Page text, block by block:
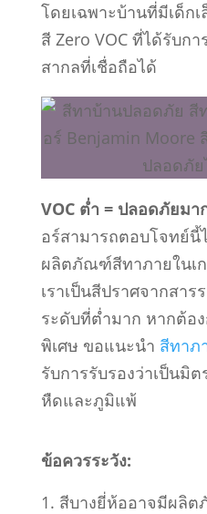
โดยเฉพาะบ้านที่มีเด็ก
สี Zero VOC ที่ได้รับก
สากลที่เชื่อถือได้
VOC ต่ำ = ปลอดภัยมา
อร์สามารถตอบโจทย์นี้
ผลิตภัณฑ์สีทาภายในเ
เราเป็นสีปราศจากสาร
ระดับที่ต่ำมาก หากต้อ
พิเศษ ขอแนะนำ สีทาภ
รับการรับรองว่าเป็นมิ
หืดและภูมิแพ้
ข้อควรระวัง:
สีบางยี่ห้ออาจมีผลิ